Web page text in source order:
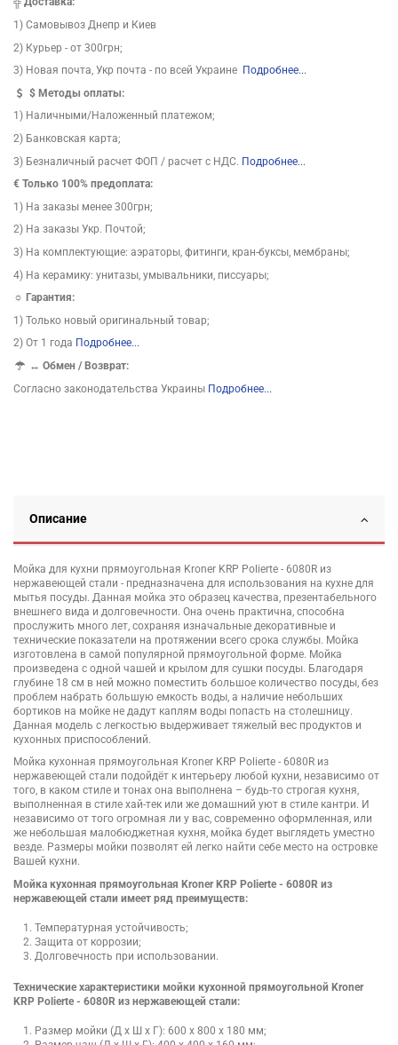
1) Самовывоз Днепр и Киев
2) Курьер - от 300грн;
3) Новая почта, Укр почта - по всей Украине Подробнее...
$Методы оплаты:
1) Наличными/Наложенный платежом;
2) Банковская карта;
3) Безналичный расчет ФОП / расчет с НДС. Подробнее...
€ Только 100% предоплата:
1) На заказы менее 300грн;
2) На заказы Укр. Почтой;
3) На комплектующие: аэраторы, фитинги, кран-буксы, мембраны;
4) На керамику: унитазы, умывальники, писсуары;
☼ Гарантия:
1) Только новый оригинальный товар;
2) От 1 года Подробнее...
↔Обмен / Возврат:
Согласно законодательства Украины Подробнее...
Описание
Мойка для кухни прямоугольная Kroner KRP Polierte - 6080R из
нержавеющей стали - предназначена для использования на кухне для
мытья посуды. Данная мойка это образец качества, презентабельного
внешнего вида и долговечности. Она очень практична, способна
прослужить много лет, сохраняя изначальные декоративные и
технические показатели на протяжении всего срока службы. Мойка
изготовлена в самой популярной прямоугольной форме. Мойка
произведена с одной чашей и крылом для сушки посуды. Благодаря
глубине 18 см в ней можно поместить большое количество посуды, без
проблем набрать большую емкость воды, а наличие небольших
бортиков на мойке не дадут каплям воды попасть на столешницу.
Данная модель с легкостью выдерживает тяжелый вес продуктов и
кухонных приспособлений.
Мойка кухонная прямоугольная Kroner KRP Polierte - 6080R из
нержавеющей стали подойдёт к интерьеру любой кухни, независимо от
того, в каком стиле и тонах она выполнена – будь-то строгая кухня,
выполненная в стиле хай-тек или же домашний уют в стиле кантри. И
независимо от того огромная ли у вас, современно оформленная, или
же небольшая малобюджетная кухня, мойка будет выглядеть уместно
везде. Размеры мойки позволят ей легко найти себе место на островке
Вашей кухни.
Мойка кухонная прямоугольная Kroner KRP Polierte - 6080R из
нержавеющей стали имеет ряд преимуществ:
Температурная устойчивость;
Защита от коррозии;
Долговечность при использовании.
Технические характеристики мойки кухонной прямоугольной Kroner
KRP Polierte - 6080R из нержавеющей стали:
Размер мойки (Д х Ш х Г): 600 х 800 х 180 мм;